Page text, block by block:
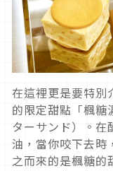
在這裡更是要特別
的限定甜點「楓糖
ターサンド）。在
油，當你咬下去時
之而來的是楓糖的